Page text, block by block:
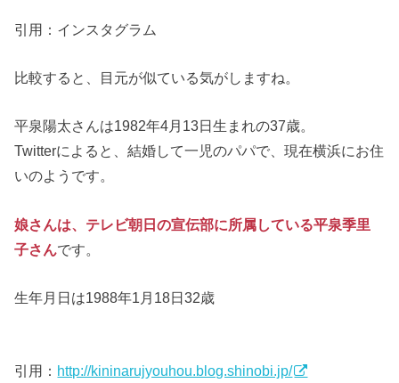
引用：インスタグラム
比較すると、目元が似ている気がしますね。
平泉陽太さんは1982年4月13日生まれの37歳。
Twitterによると、結婚して一児のパパで、現在横浜にお住
いのようです。
娘さんは、テレビ朝日の宣伝部に所属している平泉季里
子さんです。
生年月日は1988年1月18日32歳
引用： http://kininarujyouhou.blog.shinobi.jp/